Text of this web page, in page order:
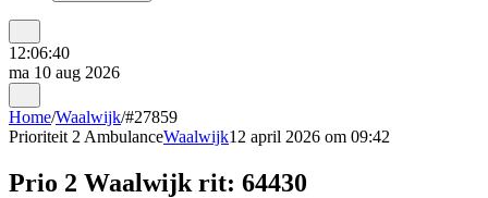
12:06:40
ma 10 aug 2026
Home/Waalwijk/#27859
Prioriteit 2 AmbulanceWaalwijk12 april 2026 om 09:42
Prio 2 Waalwijk rit: 64430